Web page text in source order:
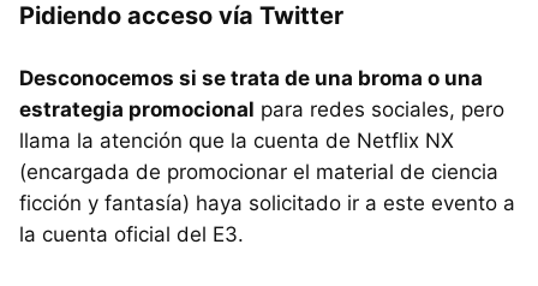
Pidiendo acceso vía Twitter
Desconocemos si se trata de una broma o una
estrategia promocional para redes sociales, pero
llama la atención que la cuenta de Netflix NX
(encargada de promocionar el material de ciencia
ficción y fantasía) haya solicitado ir a este evento a
la cuenta oficial del E3.